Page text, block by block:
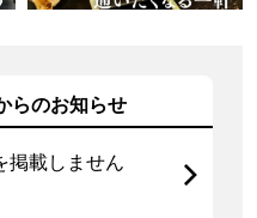
らのお知らせ
掲載しません